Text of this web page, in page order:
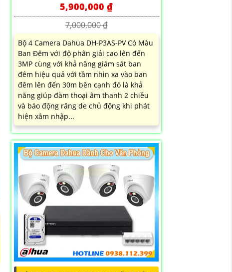
5,900,000 ₫
7,000,000 ₫
Bộ 4 Camera Dahua DH-P3AS-PV Có Màu
Ban Đêm với độ phân giải cao lên đến
3MP cùng với khả năng giám sát ban
đêm hiệu quả với tầm nhìn xa vào ban
đêm lên đến 30m bên cạnh đó là khả
năng giúp đàm thoại âm thanh 2 chiều
và báo động răng de chủ động khi phát
hiện xâm nhập...